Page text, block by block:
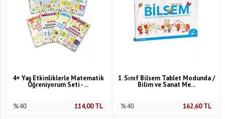
4+ Yaş Etkinliklerle Matematik
Öğreniyorum Seti - ...
%40 114,00TL
1. Sınıf Bilsem Tablet Modunda /
Bilim ve Sanat Me...
%40 162,60TL